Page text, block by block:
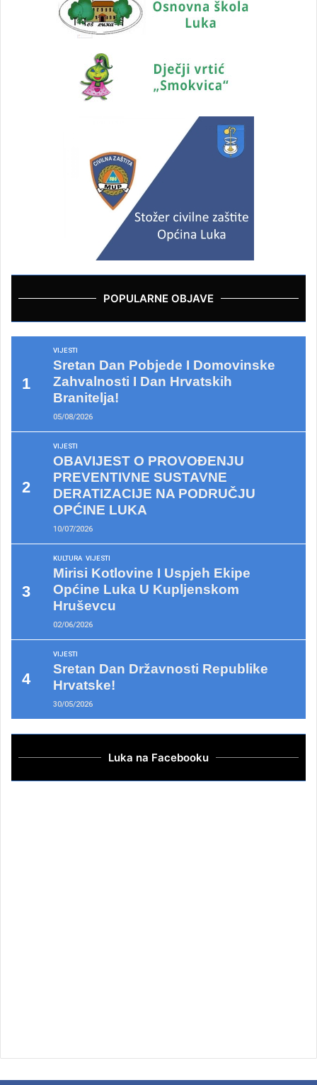
POPULARNE OBJAVE
VIJESTI
Sretan Dan Pobjede I Domovinske
Zahvalnosti I Dan Hrvatskih
Branitelja!
05/08/2026
VIJESTI
OBAVIJEST O PROVOĐENJU
PREVENTIVNE SUSTAVNE
DERATIZACIJE NA PODRUČJU
OPĆINE LUKA
10/07/2026
KULTURA VIJESTI
Mirisi Kotlovine I Uspjeh Ekipe
Općine Luka U Kupljenskom
Hruševcu
02/06/2026
VIJESTI
Sretan Dan Državnosti Republike
Hrvatske!
30/05/2026
Luka na Facebooku